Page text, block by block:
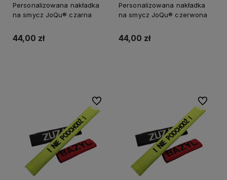
Personalizowana nakładka
na smycz JoQu® czarna
44,00 zł
Personalizowana nakładka
na smycz JoQu® czerwona
44,00 zł
Do ulubionych Do